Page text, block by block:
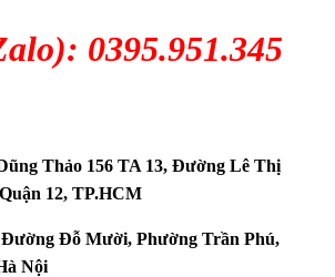
0395.951.345
Thảo 156 TA 13, Đường Lê Thị
12, TP.HCM
Đường Đỗ Mười, Phường Trần Phú,
Nội